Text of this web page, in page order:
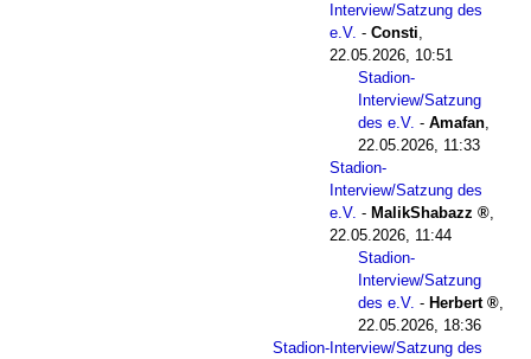
Interview/Satzung des
e.V. - Consti
22.05.2026, 10:51
Stadion-
Interview/Satzung
des e.V. - Amafan
22.05.2026, 11:33
Stadion-
Interview/Satzung des
e.V. - MalikShabazz
22.05.2026, 11:44
Stadion-
Interview/Satzung
des e.V. - Herbert
22.05.2026, 18:36
Stadion-Interview/Satzung des